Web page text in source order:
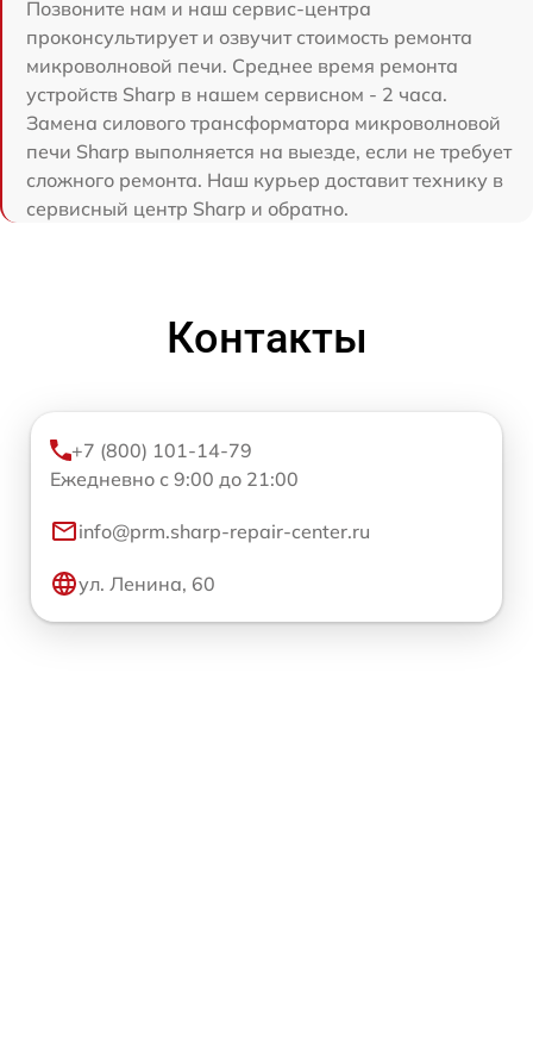
Позвоните нам и наш сервис-центра
проконсультирует и озвучит стоимость ремонта
микроволновой печи. Среднее время ремонта
устройств Sharp в нашем сервисном - 2 часа.
Замена силового трансформатора микроволновой
печи Sharp выполняется на выезде, если не требует
сложного ремонта. Наш курьер доставит технику в
сервисный центр Sharp и обратно.
Контакты
+7 (800) 101-14-79
Ежедневно с 9:00 до 21:00
info@prm.sharp-repair-center.ru
ул. Ленина, 60